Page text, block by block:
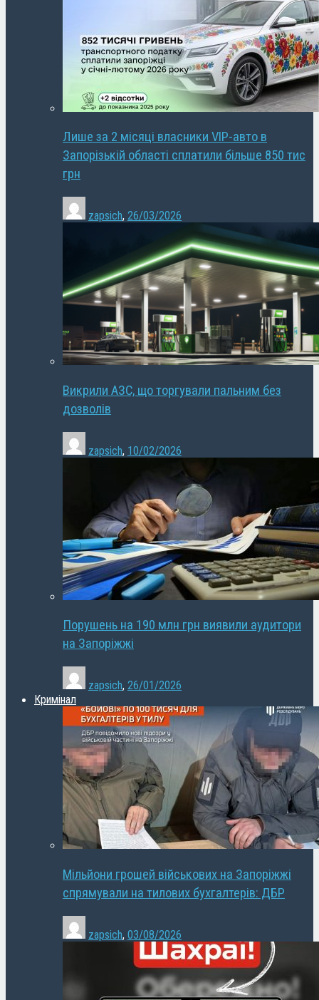
Лише за 2 місяці власники VIP-авто в
Запорізькій області сплатили більше 850 тис
грн
zapsich, 26/03/2026
Викрили АЗС, що торгували пальним без
дозволів
zapsich, 10/02/2026
Порушень на 190 млн грн виявили аудитори
на Запоріжжі
zapsich, 26/01/2026
Кримінал
Мільйони грошей військових на Запоріжжі
спрямували на тилових бухгалтерів: ДБР
zapsich, 03/08/2026